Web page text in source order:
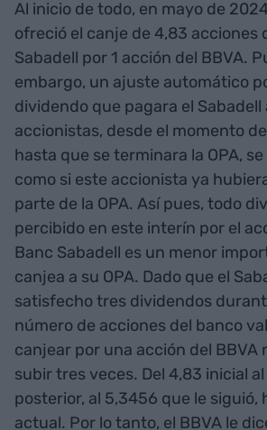
Al inicio de todo, en mayo de
ofreció el canje de 4,83 acciones
Sabadell por 1 acción del BBVA.
embargo, un ajuste automático
dividendo que pagara el Sabadell
accionistas, desde el momento
hasta que se terminara la OPA,
como si este accionista ya
parte de la OPA. Así pues, todo
percibido en este interín por el
Banc Sabadell es un menor
canjea a su OPA. Dado que el
satisfecho tres dividendos
número de acciones del banco
canjear por una acción del BBVA
subir tres veces. Del 4,83 inicial
posterior, al 5,3456 que le siguió,
actual. Por lo tanto, el BBVA le